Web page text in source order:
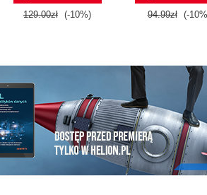
129.00zł (-10%) 94.99zł (-